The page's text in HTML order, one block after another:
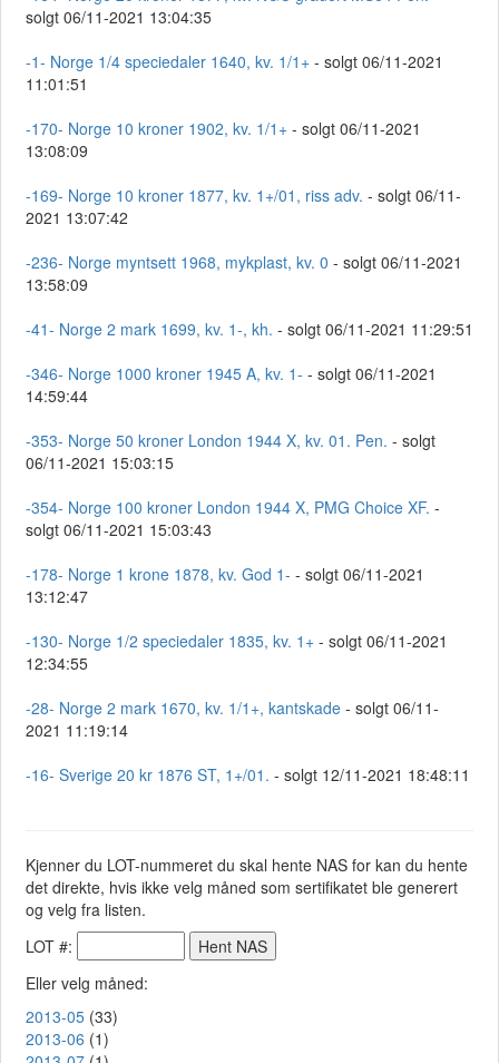
solgt 06/11-2021 13:04:35
-1- Norge 1/4 speciedaler 1640, kv. 1/1+ - solgt 06/11-2021
11:01:51
-170- Norge 10 kroner 1902, kv. 1/1+ - solgt 06/11-2021
13:08:09
-169- Norge 10 kroner 1877, kv. 1+/01, riss adv. - solgt 06/11-
2021 13:07:42
-236- Norge myntsett 1968, mykplast, kv. 0 - solgt 06/11-2021
13:58:09
-41- Norge 2 mark 1699, kv. 1-, kh. - solgt 06/11-2021 11:29:51
-346- Norge 1000 kroner 1945 A, kv. 1- - solgt 06/11-2021
14:59:44
-353- Norge 50 kroner London 1944 X, kv. 01. Pen. - solgt
06/11-2021 15:03:15
-354- Norge 100 kroner London 1944 X, PMG Choice XF. -
solgt 06/11-2021 15:03:43
-178- Norge 1 krone 1878, kv. God 1- - solgt 06/11-2021
13:12:47
-130- Norge 1/2 speciedaler 1835, kv. 1+ - solgt 06/11-2021
12:34:55
-28- Norge 2 mark 1670, kv. 1/1+, kantskade - solgt 06/11-
2021 11:19:14
-16- Sverige 20 kr 1876 ST, 1+/01. - solgt 12/11-2021 18:48:11
Kjenner du LOT-nummeret du skal hente NAS for kan du hente
det direkte, hvis ikke velg måned som sertifikatet ble generert
og velg fra listen.
LOT #:
Eller velg måned:
2013-05 (33)
2013-06 (1)